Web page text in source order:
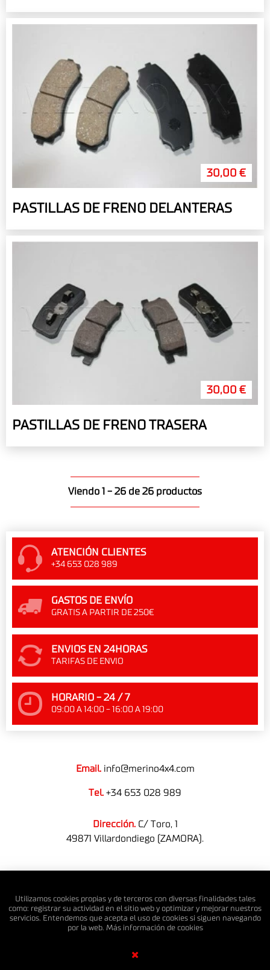
30,00 €
PASTILLAS DE FRENO DELANTERAS
30,00 €
PASTILLAS DE FRENO TRASERA
Viendo 1 - 26 de 26 productos
ATENCIÓN CLIENTES
+34 653 028 989
GASTOS DE ENVÍO
GRATIS A PARTIR DE 250€
ENVIOS EN 24HORAS
TARIFAS DE ENVIO
HORARIO - 24 / 7
09:00 A 14:00 - 16:00 A 19:00
Email. info@merino4x4.com
Tel. +34 653 028 989
Dirección.C/ Toro, 1
49871 Villardondiego (ZAMORA).
© MERINO 4X4 S.L. Todos los derechos reservados.
Diseño Web SGM
Utilizamos cookies propias y de terceros con diversas finalidades tales
como: registrar su actividad en el sitio web y optimizar y mejorar nuestros
servicios. Entendemos que acepta el uso de cookies si siguen navegando
por la web. Más información de cookies